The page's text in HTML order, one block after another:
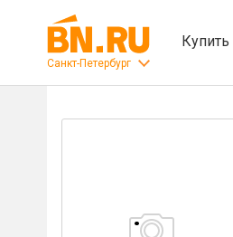
Санкт-Петербург
Купить